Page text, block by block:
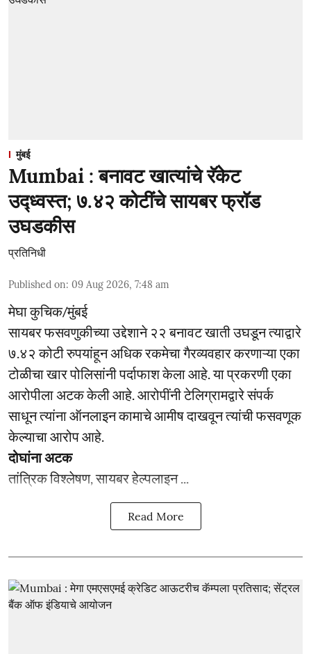
मुंबई
Mumbai : बनावट खात्यांचे रॅकेट
उद्ध्वस्त; ७.४२ कोटींचे सायबर फ्रॉड
उघडकीस
प्रतिनिधी
Published on: 09 Aug 2026, 7:48 am
मेघा कुचिक/मुंबई
सायबर फसवणुकीच्या उद्देशाने २२ बनावट खाती उघडून त्याद्वारे
७.४२ कोटी रुपयांहून अधिक रकमेचा गैरव्यवहार करणाऱ्या एका
टोळीचा खार पोलिसांनी पर्दाफाश केला आहे. या प्रकरणी एका
आरोपीला अटक केली आहे. आरोपींनी टेलिग्रामद्वारे संपर्क
साधून त्यांना ऑनलाइन कामाचे आमीष दाखवून त्यांची फसवणूक
केल्याचा आरोप आहे.
दोघांना अटक
तांत्रिक विश्लेषण, सायबर हेल्पलाइन ...
Read More